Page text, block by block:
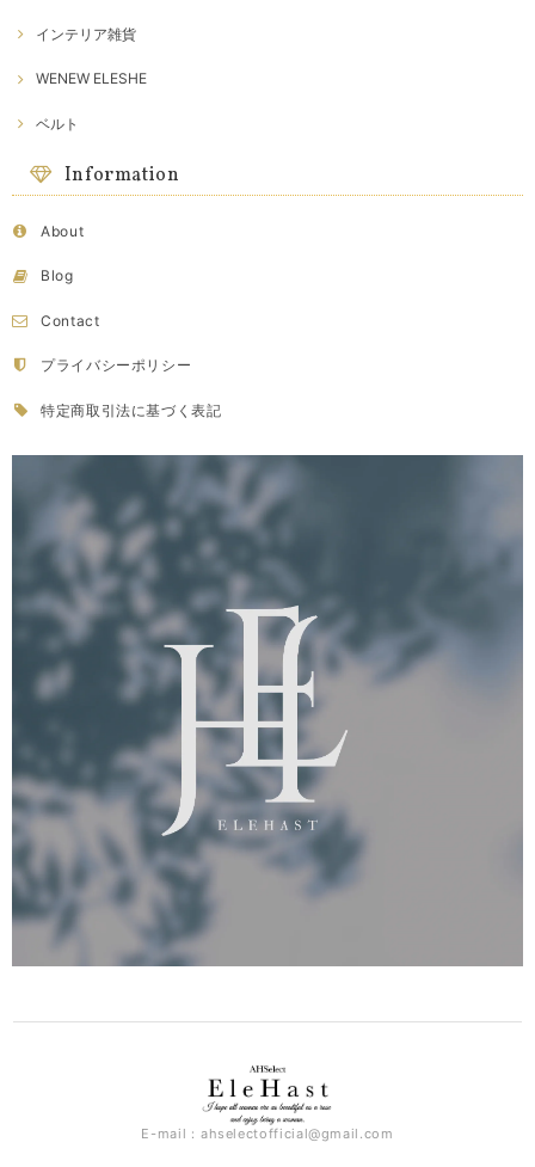
インテリア雑貨
WENEW ELESHE
ベルト
Information
About
Blog
Contact
プライバシーポリシー
特定商取引法に基づく表記
E-mail： ahselectofficial@gmail.com